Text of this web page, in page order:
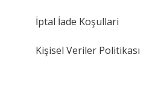
İptal İade Koşullari
Kişisel Veriler Politikası